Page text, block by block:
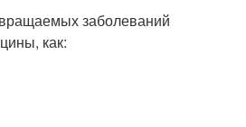
заболеваний
как: